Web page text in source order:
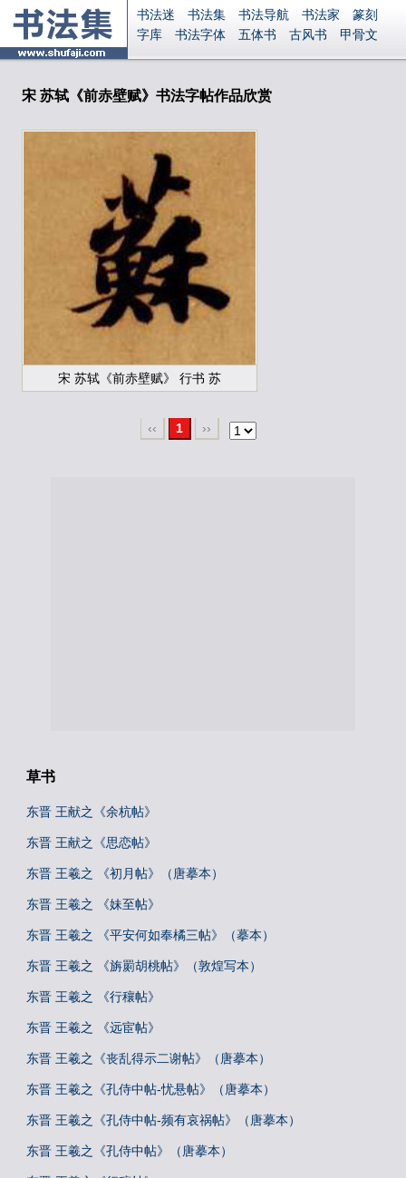
书法迷 书法集 书法导航 书法家
篆刻
字库
书法字体 五体书 古风书
甲骨文
集字
字形 大字 篆刻之家
起名
识字 英语 印章
字体下载
Ai矢量
P图宝
安全网站
宋 苏轼《前赤壁赋》书法字帖作品欣赏
宋 苏轼《前赤壁赋》 行书 苏
‹‹ 1 ››
草书
东晋 王献之《余杭帖》
东晋 王献之《思恋帖》
东晋 王羲之 《初月帖》（唐摹本）
东晋 王羲之 《妹至帖》
东晋 王羲之 《平安何如奉橘三帖》（摹本）
东晋 王羲之 《旃罽胡桃帖》（敦煌写本）
东晋 王羲之 《行穰帖》
东晋 王羲之 《远宦帖》
东晋 王羲之《丧乱得示二谢帖》（唐摹本）
东晋 王羲之《孔侍中帖-忧悬帖》（唐摹本）
东晋 王羲之《孔侍中帖-频有哀祸帖》（唐摹本）
东晋 王羲之《孔侍中帖》（唐摹本）